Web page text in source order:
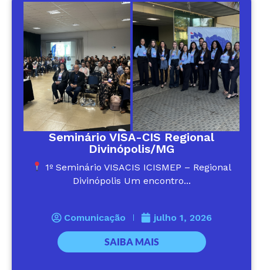
Seminário VISA-CIS Regional
Divinópolis/MG
1º Seminário VISACIS ICISMEP – Regional
Divinópolis Um encontro...
Comunicação julho 1, 2026
SAIBA MAIS